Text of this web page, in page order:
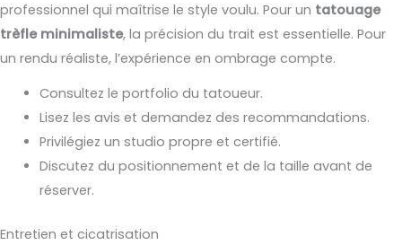
professionnel qui maîtrise le style voulu. Pour un tatouage
trèfle minimaliste, la précision du trait est essentielle. Pour
un rendu réaliste, l’expérience en ombrage compte.
Consultez le portfolio du tatoueur.
Lisez les avis et demandez des recommandations.
Privilégiez un studio propre et certifié.
Discutez du positionnement et de la taille avant de
réserver.
Entretien et cicatrisation